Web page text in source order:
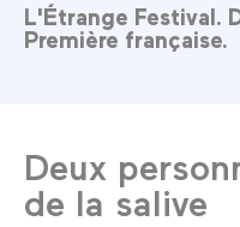
L'Étrange Festival.
Première française.
Deux
de la salive